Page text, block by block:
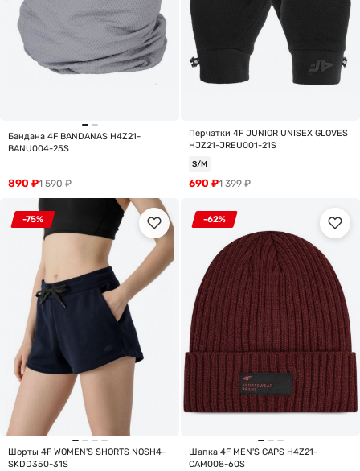
Бандана 4F BANDANAS H4Z21-
BANU004-25S
1 590₽
890 ₽
Перчатки 4F JUNIOR UNISEX GLOVES
HJZ21-JREU001-21S
S/M
1 399₽
690 ₽
-75%
Шорты 4F WOMEN'S SHORTS NOSH4-
SKDD350-31S
-62%
Шапка 4F MEN'S CAPS H4Z21-
CAM008-60S